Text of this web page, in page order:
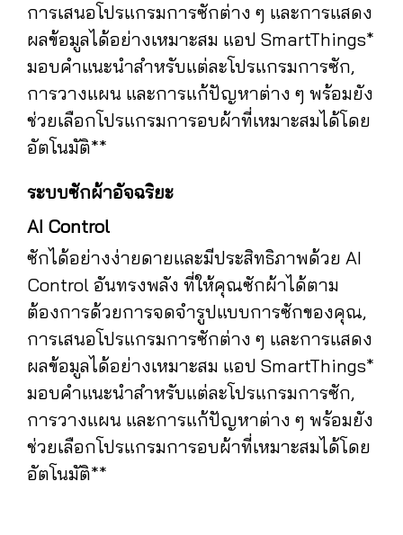
การเสนอโปรแกรมการซักต่าง ๆ และการแสดง
ผลข้อมูลได้อย่างเหมาะสม แอป SmartThings*
มอบคำแนะนำสำหรับแต่ละโปรแกรมการซัก,
การวางแผน และการแก้ปัญหาต่าง ๆ พร้อมยัง
ช่วยเลือกโปรแกรมการอบผ้าที่เหมาะสมได้โดย
อัตโนมัติ**
ระบบซักผ้าอัจฉริยะ
AI Control
ซักได้อย่างง่ายดายและมีประสิทธิภาพด้วย AI
Control อันทรงพลัง ที่ให้คุณซักผ้าได้ตาม
ต้องการด้วยการจดจำรูปแบบการซักของคุณ,
การเสนอโปรแกรมการซักต่าง ๆ และการแสดง
ผลข้อมูลได้อย่างเหมาะสม แอป SmartThings*
มอบคำแนะนำสำหรับแต่ละโปรแกรมการซัก,
การวางแผน และการแก้ปัญหาต่าง ๆ พร้อมยัง
ช่วยเลือกโปรแกรมการอบผ้าที่เหมาะสมได้โดย
อัตโนมัติ**